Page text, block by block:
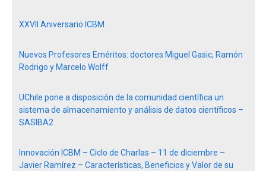
XXVII Aniversario ICBM
Nuevos Profesores Eméritos: doctores Miguel Gasic, Ramón
Rodrigo y Marcelo Wolff
UChile pone a disposición de la comunidad científica un
sistema de almacenamiento y análisis de datos científicos –
SASIBA2
Innovación ICBM – Ciclo de Charlas – 11 de diciembre –
Javier Ramírez – Características, Beneficios y Valor de su